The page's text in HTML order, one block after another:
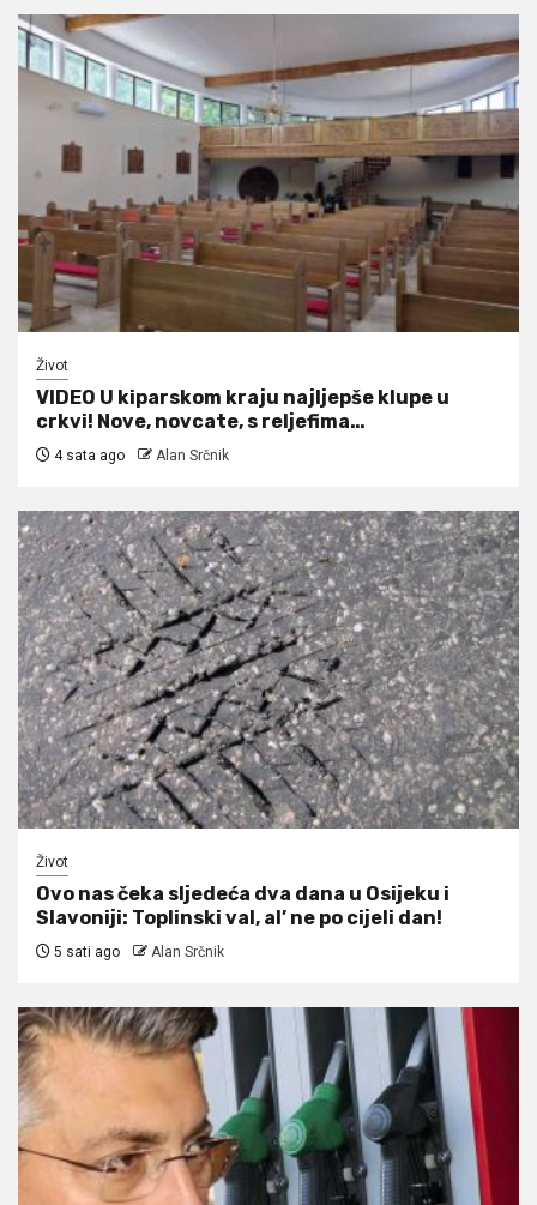
Život
VIDEO U kiparskom kraju najljepše klupe u
crkvi! Nove, novcate, s reljefima…
4 sata ago Alan Srčnik
Život
Ovo nas čeka sljedeća dva dana u Osijeku i
Slavoniji: Toplinski val, al’ ne po cijeli dan!
5 sati ago Alan Srčnik